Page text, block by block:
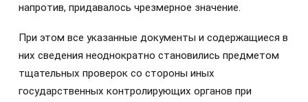
напротив, придавалось чрезмерное значение.
При этом все указанные документы и содержащиеся в
них сведения неоднократно становились предметом
тщательных проверок со стороны иных
государственных контролирующих органов при